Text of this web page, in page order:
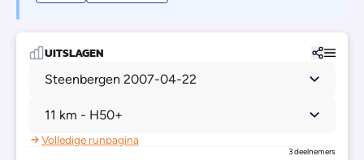
UITSLAGEN
Steenbergen 2007-04-22
11 km - H50+
Volledige runpagina
3 deelnemers